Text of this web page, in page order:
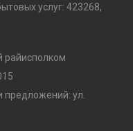
услуг: 423268,
райисполком
предложений: ул.